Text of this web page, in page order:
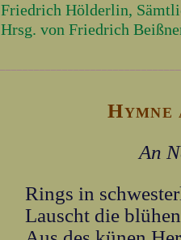
Friedrich Hölderlin,
Hrsg. von Friedrich
An
Rings in
Lauscht die